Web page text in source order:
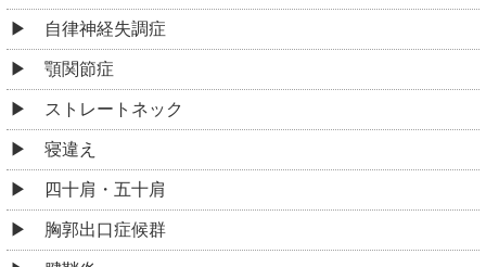
自律神経失調症
顎関節症
ストレートネック
寝違え
四十肩・五十肩
胸郭出口症候群